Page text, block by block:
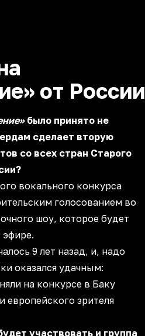
от России
было принято не
сделает вторую
со всех стран Старого
вокального конкурса
голосованием во
шоу, которое будет
эфире.
9 лет назад, и, надо
оказался удачным:
на конкурсе в Баку
европейского зрителя
участвовать и группа